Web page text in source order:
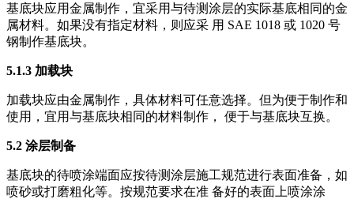
基底块应用金属制作，宜采用与待测涂层的实际基底相同的金
属材料。如果没有指定材料，则应采 用 SAE 1018 或 1020 号
钢制作基底块。
5.1.3 加载块
加载块应由金属制作，具体材料可任意选择。但为便于制作和
使用，宜用与基底块相同的材料制作， 便于与基底块互换。
5.2 涂层制备
基底块的待喷涂端面应按待测涂层施工规范进行表面准备，如
喷砂或打磨粗化等。按规范要求在准 备好的表面上喷涂涂